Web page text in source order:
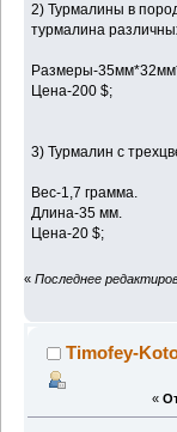
2) Турмалины в
турмалина
Размеры-
Цена-200 $;
3) Турмалин с
Вес-1,7 грамма.
Длина-35 мм.
Цена-20 $;
« Последнее
Timofey-
«